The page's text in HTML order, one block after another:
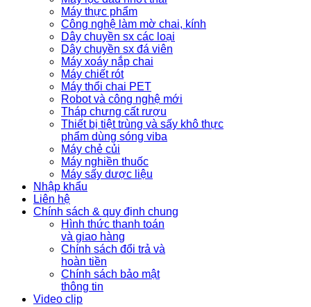
Máy thực phẩm
Công nghệ làm mờ chai, kính
Dây chuyền sx các loại
Dây chuyền sx đá viên
Máy xoáy nắp chai
Máy chiết rót
Máy thổi chai PET
Robot và công nghệ mới
Tháp chưng cất rượu
Thiết bị tiệt trùng và sấy khô thực
phẩm dùng sóng viba
Máy chẻ củi
Máy nghiền thuốc
Máy sấy dược liệu
Nhập khẩu
Liên hệ
Chính sách & quy định chung
Hình thức thanh toán
và giao hàng
Chính sách đổi trả và
hoàn tiền
Chính sách bảo mật
thông tin
Video clip